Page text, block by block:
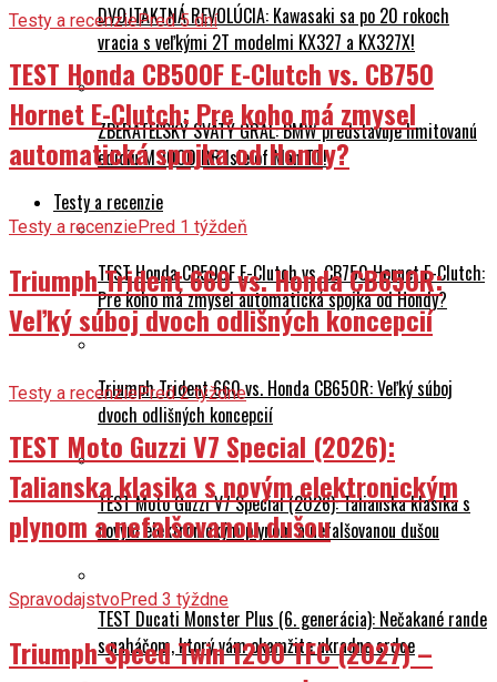
DVOJTAKTNÁ REVOLÚCIA: Kawasaki sa po 20 rokoch
vracia s veľkými 2T modelmi KX327 a KX327X!
ZBERATEĽSKÝ SVÄTÝ GRÁL: BMW predstavuje limitovanú
edíciu M 1000 RR Isle of Man TT!
Testy a recenzie
TEST Honda CB500F E-Clutch vs. CB750 Hornet E-Clutch:
Pre koho má zmysel automatická spojka od Hondy?
Triumph Trident 660 vs. Honda CB650R: Veľký súboj
dvoch odlišných koncepcií
TEST Moto Guzzi V7 Special (2026): Talianska klasika s
novým elektronickým plynom a nefalšovanou dušou
TEST Ducati Monster Plus (6. generácia): Nečakané rande
s naháčom, ktorý vám okamžite ukradne srdce
Testy a recenziePred 5 dní
TEST Honda CB500F E-Clutch vs. CB750
Hornet E-Clutch: Pre koho má zmysel
automatická spojka od Hondy?
Testy a recenziePred 1 týždeň
Triumph Trident 660 vs. Honda CB650R:
Veľký súboj dvoch odlišných koncepcií
Testy a recenziePred 2 týždne
TEST Moto Guzzi V7 Special (2026):
Talianska klasika s novým elektronickým
plynom a nefalšovanou dušou
SpravodajstvoPred 3 týždne
Triumph Speed Twin 1200 TFC (2027) –